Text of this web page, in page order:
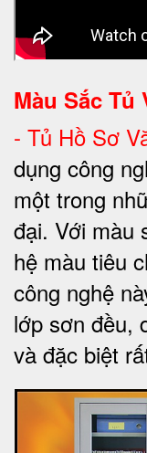
Màu Sắc Tủ
- Tủ Hồ Sơ
dụng công
một trong
đại. Với màu
hệ màu tiêu
công nghệ
lớp sơn đều,
và đặc biệt